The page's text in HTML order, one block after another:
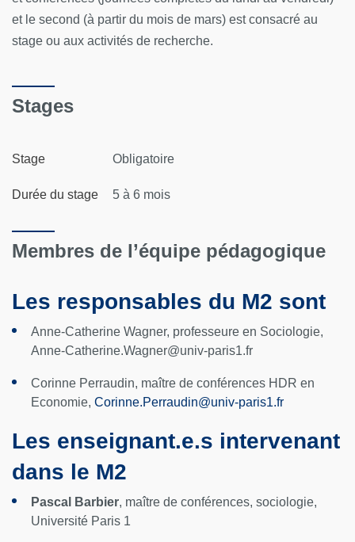
et le second (à partir du mois de mars) est consacré au
stage ou aux activités de recherche.
Stages
Stage Obligatoire
Durée du stage 5 à 6 mois
Membres de l’équipe pédagogique
Les responsables du M2 sont
Anne-Catherine Wagner, professeure en Sociologie,
Anne-Catherine.Wagner@univ-paris1.fr
Corinne Perraudin, maître de conférences HDR en
Economie, Corinne.Perraudin@univ-paris1.fr
Les enseignant.e.s intervenant
dans le M2
Pascal Barbier, maître de conférences, sociologie,
Université Paris 1